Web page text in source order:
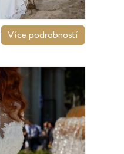
Více podrobností